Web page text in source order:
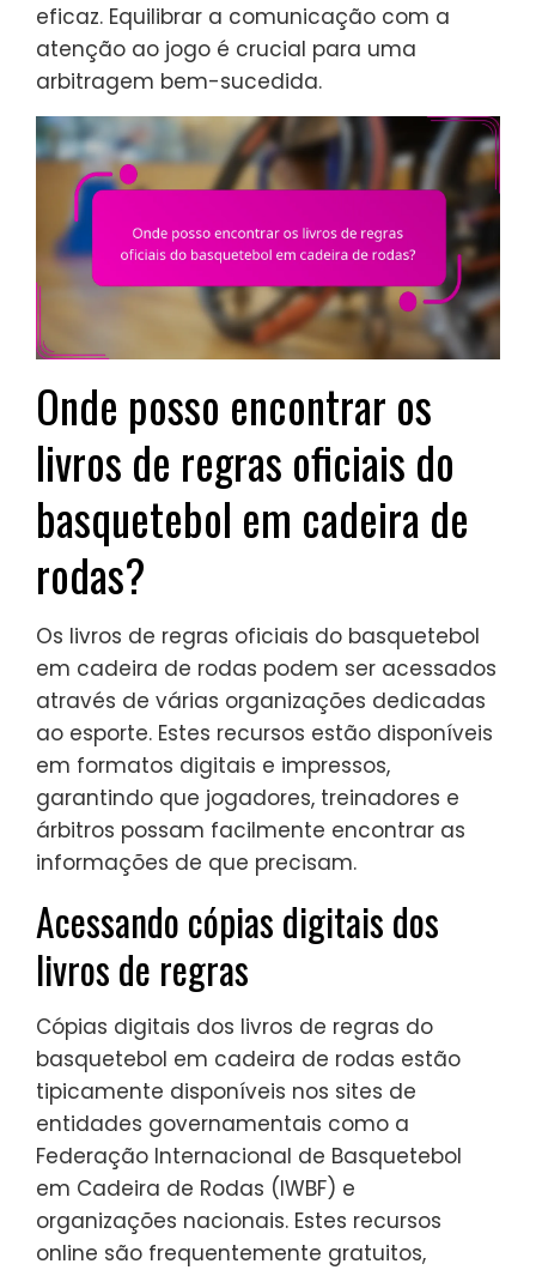
eficaz. Equilibrar a comunicação com a
atenção ao jogo é crucial para uma
arbitragem bem-sucedida.
Onde posso encontrar os
livros de regras oficiais do
basquetebol em cadeira de
rodas?
Os livros de regras oficiais do basquetebol
em cadeira de rodas podem ser acessados
através de várias organizações dedicadas
ao esporte. Estes recursos estão disponíveis
em formatos digitais e impressos,
garantindo que jogadores, treinadores e
árbitros possam facilmente encontrar as
informações de que precisam.
Acessando cópias digitais dos
livros de regras
Cópias digitais dos livros de regras do
basquetebol em cadeira de rodas estão
tipicamente disponíveis nos sites de
entidades governamentais como a
Federação Internacional de Basquetebol
em Cadeira de Rodas (IWBF) e
organizações nacionais. Estes recursos
online são frequentemente gratuitos,